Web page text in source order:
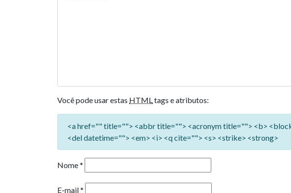
Você pode usar estas HTMLtags e atributos:
<a href="" title=""> <abbr title=""> <acronym title=""> <b>
<del datetime=""> <em> <i> <q cite=""> <s> <strike> <strong>
Nome*
E-mail*